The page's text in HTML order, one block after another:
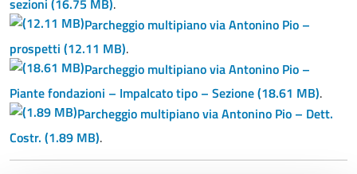
sezioni (16.75 MB).
Parcheggio multipiano via Antonino Pio –
prospetti (12.11 MB).
Parcheggio multipiano via Antonino Pio –
Piante fondazioni – Impalcato tipo – Sezione(18.61 MB).
Parcheggio multipiano via Antonino Pio – Dett.
Costr. (1.89 MB).